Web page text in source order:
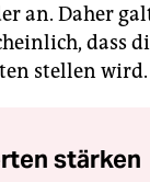
an. Daher
dass
stellen wird.
stärken